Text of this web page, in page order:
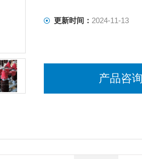
更新时间： 2024-11-13
产品咨询